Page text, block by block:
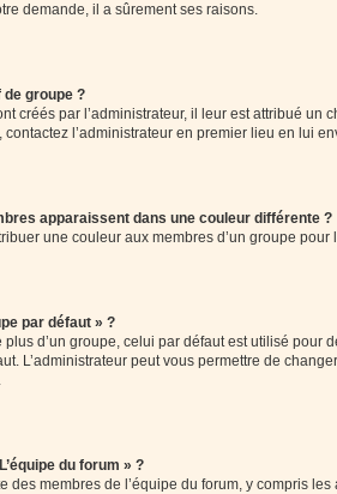
demande, il a sûrement ses raisons.
groupe ?
créés par l’administrateur, il leur est attribué un
contactez l’administrateur en premier lieu en lui
apparaissent dans une couleur différente ?
une couleur aux membres d’un groupe
par défaut » ?
plus d’un groupe, celui par défaut est utilisé pour
L’administrateur peut vous permettre de
du forum » ?
des membres de l’équipe du forum, y compris